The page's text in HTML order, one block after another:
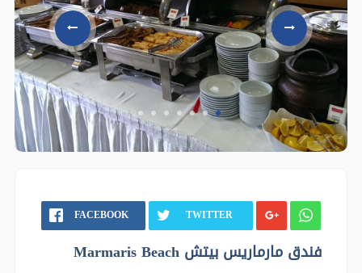
FACEBOOK TWITTER
فندق مارماريس بيتش Marmaris Beach